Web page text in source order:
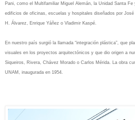
Pani, como el Multifamiliar Miguel Alemán, la Unidad Santa
edificios de oficinas, escuelas y hospitales diseñados por
H. Álvarez, Enrique Yáñez o Vladimir Kaspé.
En nuestro país surgió la llamada “integración plástica”, que
visuales en los proyectos arquitectónicos y que dio origen a
Siqueiros, Rivera, Chávez Morado o Carlos Mérida. La obra
UNAM, inaugurada en 1954.